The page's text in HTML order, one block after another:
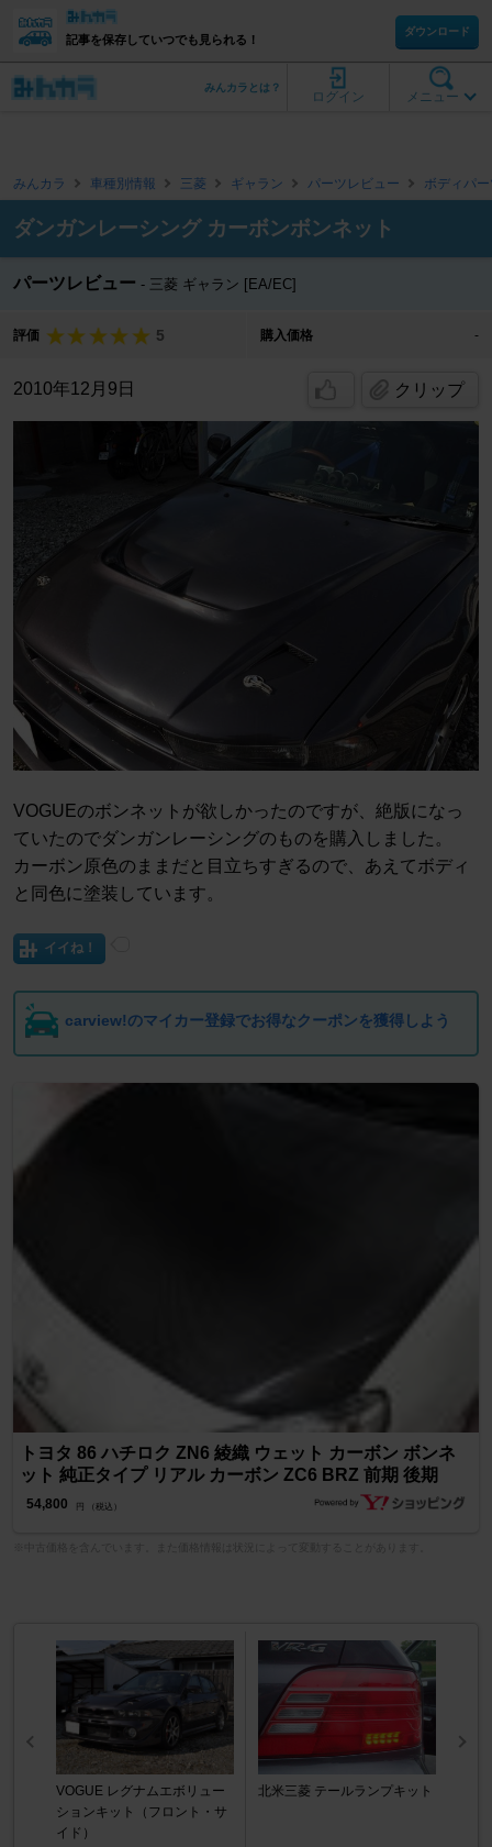
記事を保存していつでも見られる！
ダウンロード
メニュー
ログイン
みんカラとは？
みんカラ 車種別情報 三菱 ギャラン パーツレビュー ボディパ
ダンガンレーシング カーボンボンネット
パーツレビュー 三菱 ギャラン [EA/EC]
評価 5 購入価格 -
2010年12月9日 クリップ
VOGUEのボンネットが欲しかったのですが、絶版になっ
ていたのでダンガンレーシングのものを購入しました。
カーボン原色のままだと目立ちすぎるので、あえてボディ
と同色に塗装しています。
イイね！
carview!のマイカー登録でお得なクーポンを獲得しよう
トヨタ 86 ハチロク ZN6 綾織 ウェット カーボン ボンネ
ット 純正タイプ リアル カーボン ZC6 BRZ 前期 後期
54,800 円 （税込）
VOGUE レグナムエボリュー
ションキット（フロント・サ
イド）
北米三菱 テールランプキット